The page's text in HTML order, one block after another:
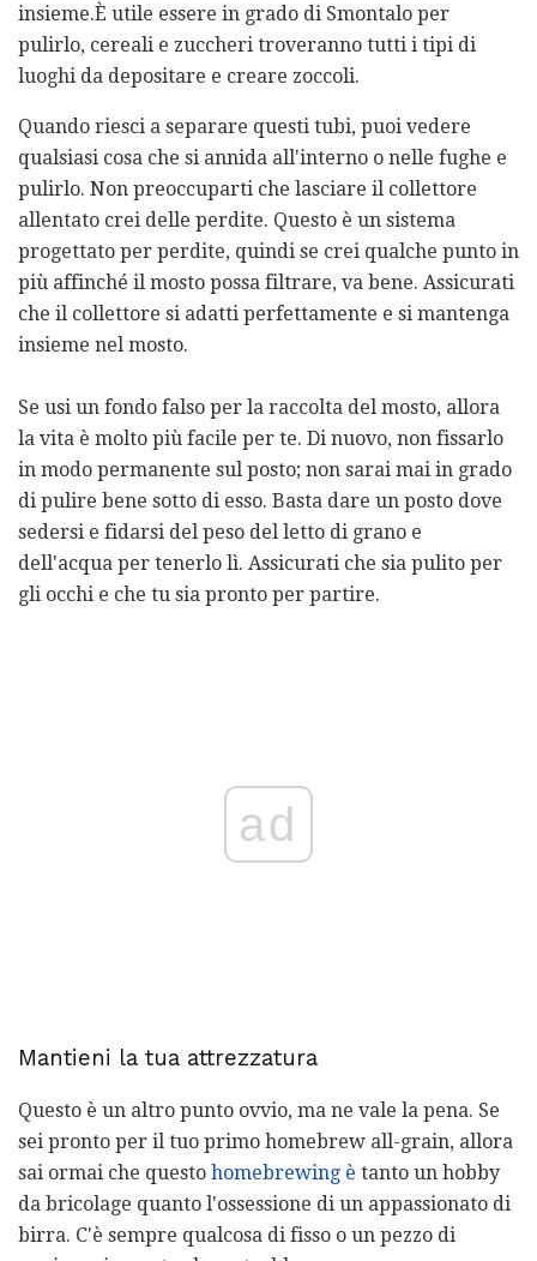
insieme.È utile essere in grado di Smontalo per
pulirlo, cereali e zuccheri troveranno tutti i tipi di
luoghi da depositare e creare zoccoli.
Quando riesci a separare questi tubi, puoi vedere
qualsiasi cosa che si annida all'interno o nelle fughe e
pulirlo. Non preoccuparti che lasciare il collettore
allentato crei delle perdite. Questo è un sistema
progettato per perdite, quindi se crei qualche punto in
più affinché il mosto possa filtrare, va bene. Assicurati
che il collettore si adatti perfettamente e si mantenga
insieme nel mosto.
Se usi un fondo falso per la raccolta del mosto, allora
la vita è molto più facile per te. Di nuovo, non fissarlo
in modo permanente sul posto; non sarai mai in grado
di pulire bene sotto di esso. Basta dare un posto dove
sedersi e fidarsi del peso del letto di grano e
dell'acqua per tenerlo lì. Assicurati che sia pulito per
gli occhi e che tu sia pronto per partire.
ad
Mantieni la tua attrezzatura
Questo è un altro punto ovvio, ma ne vale la pena. Se
sei pronto per il tuo primo homebrew all-grain, allora
sai ormai che questo homebrewing è tanto un hobby
da bricolage quanto l'ossessione di un appassionato di
birra. C'è sempre qualcosa di fisso o un pezzo di